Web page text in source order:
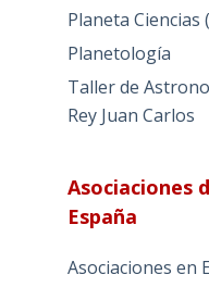
Planeta Ciencias
Planetología
Taller de
Rey Juan Carlos
Asociaciones
España
Asociaciones en